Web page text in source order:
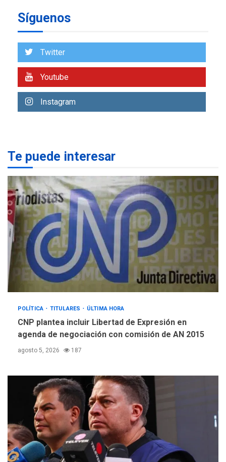
1
de AN 2015
ÚLTIMA HORA
regional nos respaldaron
3
LATINOAMÉRICA Y CARIBE
Evacúan aldeas en
Guatemala por erupción de
volcán de Fuego
4
GUERRA EN EL MUNDO
TITULARES
ÚLTIMA HORA
EEUU confía acuerdo «muy
pronto» sobre Ormuz
5
Guardia Nacional
Bolivariana celebró su 89°
aniversario en Nueva
Síguenos
Twitter
Youtube
Instagram
Te puede interesar
POLÍTICA TITULARES ÚLTIMA HORA
CNP plantea incluir Libertad de Expresión en
agenda de negociación con comisión de AN 2015
agosto 5, 2026 187